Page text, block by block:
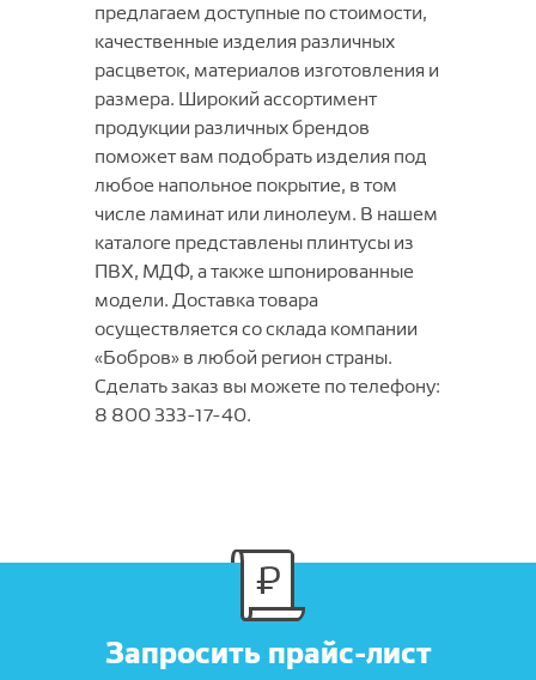
предлагаем доступные по стоимости,
качественные изделия различных
расцветок, материалов изготовления и
размера. Широкий ассортимент
продукции различных брендов
поможет вам подобрать изделия под
любое напольное покрытие, в том
числе ламинат или линолеум. В нашем
каталоге представлены плинтусы из
ПВХ, МДФ, а также шпонированные
модели. Доставка товара
осуществляется со склада компании
«Бобров» в любой регион страны.
Сделать заказ вы можете по телефону:
8 800 333-17-40.
Запросить прайс-лист